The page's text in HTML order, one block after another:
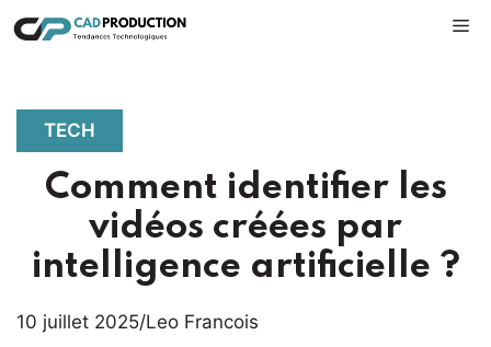
Aller
au
TECH
Comment identifier les
vidéos créées par
intelligence artificielle ?
10 juillet 2025/Leo Francois